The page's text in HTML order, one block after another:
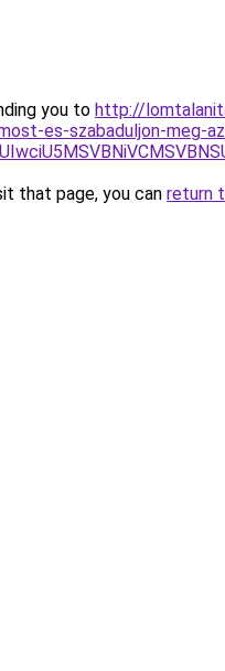
you to http://
es-szabaduljon-meg-
that page, you can return